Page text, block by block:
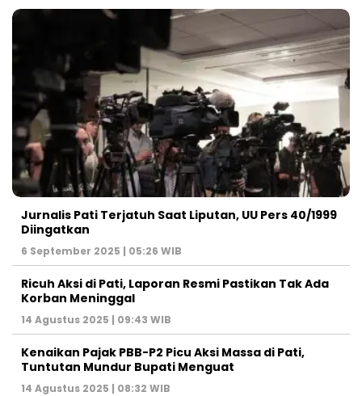
Jurnalis Pati Terjatuh Saat Liputan, UU Pers 40/1999
Diingatkan
6 September 2025 | 05:26 WIB
Ricuh Aksi di Pati, Laporan Resmi Pastikan Tak Ada
Korban Meninggal
14 Agustus 2025 | 09:43 WIB
Kenaikan Pajak PBB-P2 Picu Aksi Massa di Pati,
Tuntutan Mundur Bupati Menguat
14 Agustus 2025 | 08:32 WIB